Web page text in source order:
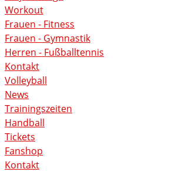
Workout
Frauen - Fitness
Frauen - Gymnastik
Herren - Fußballtennis
Kontakt
Volleyball
News
Trainingszeiten
Handball
Tickets
Fanshop
Kontakt